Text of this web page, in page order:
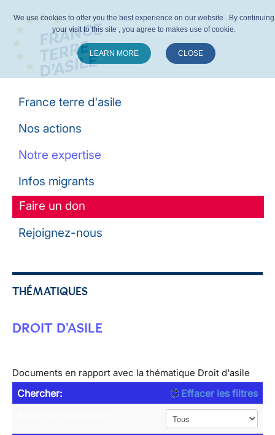
France terre d'asile
Nos actions
Notre expertise
Infos migrants
Faire un don
Rejoignez-nous
THÉMATIQUES
DROIT D'ASILE
Documents en rapport avec la thématique Droit d'asile
Chercher:
Effacer les filtres
We use cookies to offer you the best experience on our website . By continuing
your visit to this site , you agree to makes use of cookie.
LEARN MORE CLOSE